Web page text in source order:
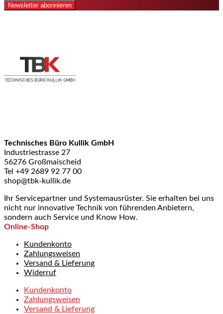
Newsletter abonnieren
Technisches Büro Kullik GmbH
Industriestrasse 27
56276 Großmaischeid
Tel +49 2689 92 77 00
shop@tbk-kullik.de
Ihr Servicepartner und Systemausrüster. Sie erhalten bei uns
nicht nur innovative Technik von führenden Anbietern,
sondern auch Service und Know How.
Online-Shop
Kundenkonto
Zahlungsweisen
Versand & Lieferung
Widerruf
Kundenkonto
Zahlungsweisen
Versand & Lieferung